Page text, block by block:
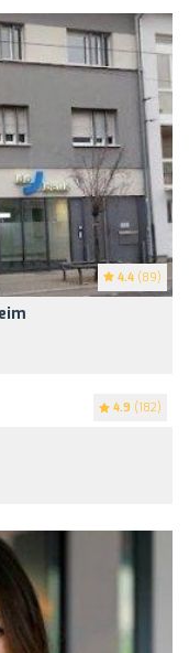
4.4 (89)
4.9 (182)